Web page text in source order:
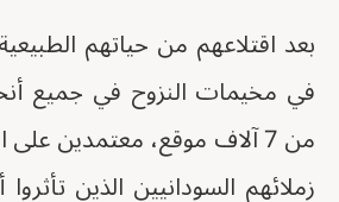
بعد اقتلاعهم من حياتهم
في مخيمات النزوح في جميع
من 7 آلاف موقع، معتمدين
زملائهم السودانيين الذين تأثروا